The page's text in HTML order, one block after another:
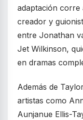
adaptación
creador y
entre Jonathan
Jet Wilkinson,
en dramas
Además de
artistas como
Aunjanue Ellis-